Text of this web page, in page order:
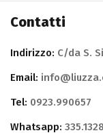
Contatti
Indirizzo: C/da S.
Email:
Tel: 0923.990657
Whatsapp: